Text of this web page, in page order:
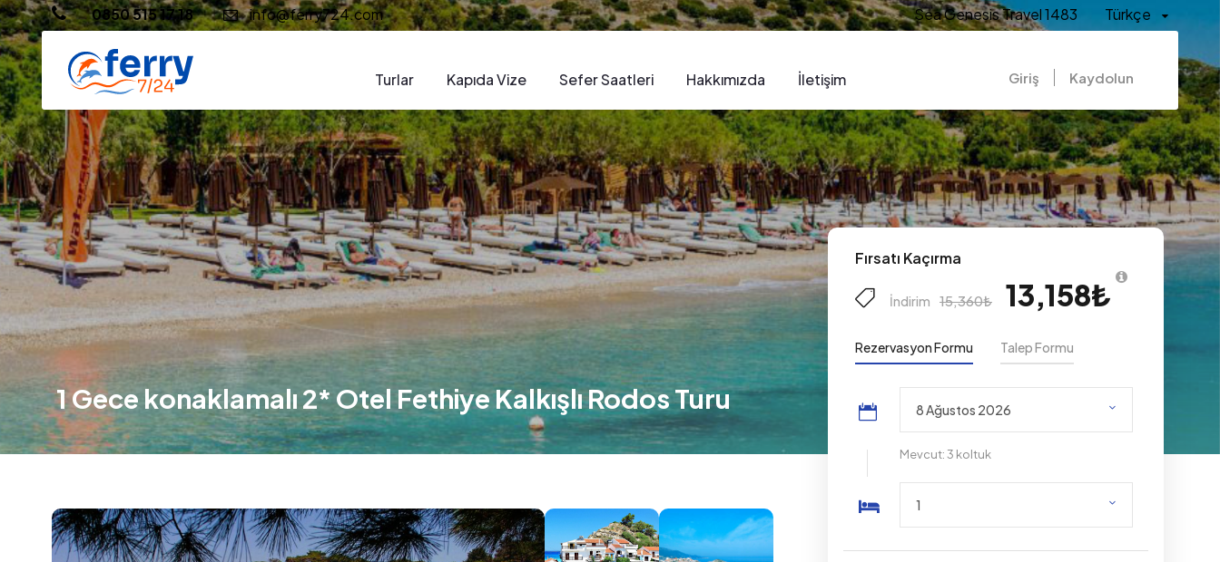
0850 515 17 18 info@ferry724.com Sea Genesis Travel 1483 Türkçe
Turlar Kapıda Vize Sefer Saatleri​ Hakkımızda İletişim Giriş Kaydolun
1 Gece konaklamalı 2* Otel Fethiye Kalkışlı Rodos Turu
Fırsatı Kaçırma
İndirim 15,360₺ 13,158₺
Rezervasyon Formu Talep Formu
Mevcut: 3 koltuk